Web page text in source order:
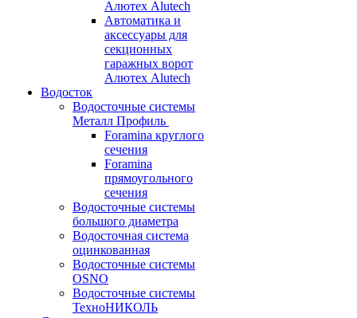
Алютех Alutech
Автоматика и
аксессуары для
секционных
гаражных ворот
Алютех Alutech
Водосток
Водосточные системы
Металл Профиль
Foramina круглого
сечения
Foramina
прямоугольного
сечения
Водосточные системы
большого диаметра
Водосточная система
оцинкованная
Водосточные системы
OSNO
Водосточные системы
ТехноНИКОЛЬ